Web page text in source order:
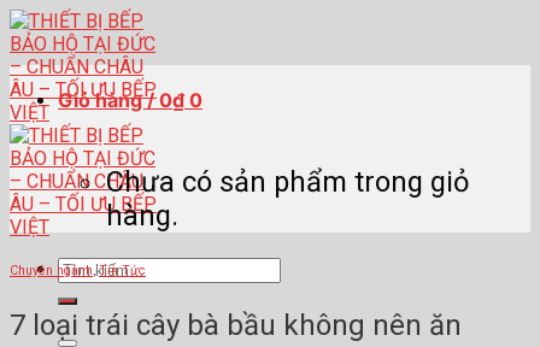
Skip
to
content
Tìm
kiếm:
Giỏ hàng /0₫ 0
Chưa có sản phẩm trong giỏ
hàng.
Chuyên ngành,Tin Tức
7 loại trái cây bà bầu không nên ăn